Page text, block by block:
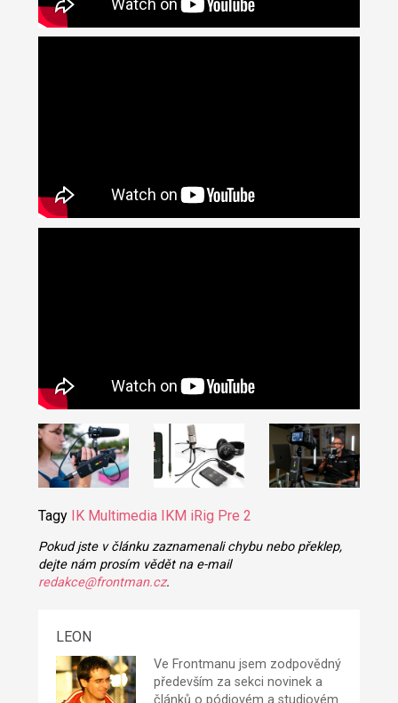
Tagy IK Multimedia IKM iRig Pre 2
Pokud jste v článku zaznamenali chybu nebo překlep,
dejte nám prosím vědět na e-mail
redakce@frontman.cz.
LEON
Ve Frontmanu jsem zodpovědný
především za sekci novinek a
článků o pódiovém a studiovém